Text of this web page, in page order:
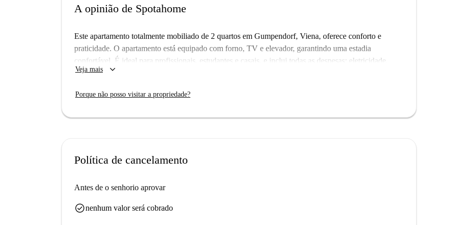
A opinião de Spotahome
Este apartamento totalmente mobiliado de 2 quartos em Gumpendorf, Viena, oferece conforto e
praticidade. O apartamento está equipado com forno, TV e elevador, garantindo uma estadia
confortável. É ideal para profissionais, estudantes e casais, e inclui todas as despesas: eletricidade,
água, gás e Wi-Fi.
Localizado no vibrante bairro de Gumpendorf, em Viena, o imóvel está rodeado por diversos
proximidades, bem como pontos turísticos famosos como o Parque Helene-Heppe e a Haus des
Veja mais keyboard_arrow_down
Porque não posso visitar a propriedade?
Política de cancelamento
Antes de o senhorio aprovar
check_circlenenhum valor será cobrado